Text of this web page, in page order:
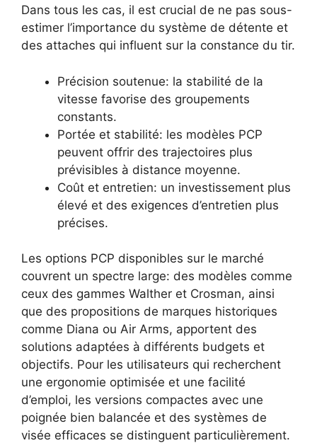
Dans tous les cas, il est crucial de ne pas sous-
estimer l’importance du système de détente et
des attaches qui influent sur la constance du tir.
Précision soutenue: la stabilité de la
vitesse favorise des groupements
constants.
Portée et stabilité: les modèles PCP
peuvent offrir des trajectoires plus
prévisibles à distance moyenne.
Coût et entretien: un investissement plus
élevé et des exigences d’entretien plus
précises.
Les options PCP disponibles sur le marché
couvrent un spectre large: des modèles comme
ceux des gammes Walther et Crosman, ainsi
que des propositions de marques historiques
comme Diana ou Air Arms, apportent des
solutions adaptées à différents budgets et
objectifs. Pour les utilisateurs qui recherchent
une ergonomie optimisée et une facilité
d’emploi, les versions compactes avec une
poignée bien balancée et des systèmes de
visée efficaces se distinguent particulièrement.